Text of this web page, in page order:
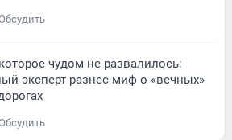
чудом не развалилось:
эксперт разнес миф о «вечных»